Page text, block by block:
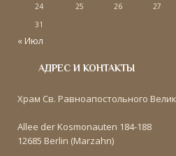
24
25 26 27
31
« Июл
АДРЕС И КОНТАКТЫ
Храм Св. Равноапостольного
Allee der Kosmonauten 184-188
12685 Berlin (Marzahn)